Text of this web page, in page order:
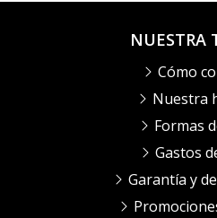
NUESTRA
Cómo
Nuestra
Formas
Gastos
Garantía y